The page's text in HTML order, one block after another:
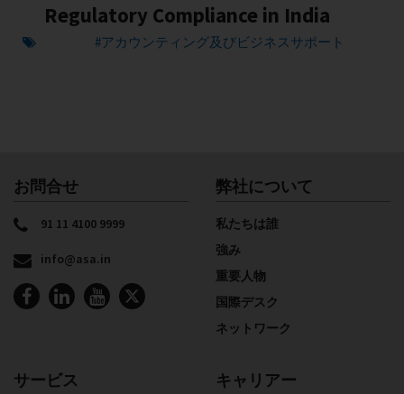
Regulatory Compliance in India
#アカウンティング及びビジネスサポート
お問合せ
91 11 4100 9999
info@asa.in
弊社について
私たちは誰
強み
重要人物
国際デスク
ネットワーク
サービス キャリアー